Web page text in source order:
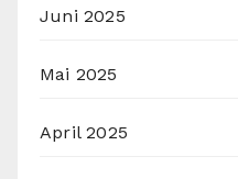
Juni 2025
Mai 2025
April 2025